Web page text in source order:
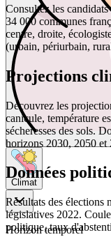
Climat
Horizon temporel
Consultez les
34 000 communes
centre, droite,
(urbain, périurbain,
Projections
Découvrez les
canicule, température
sécheresses des sols.
horizons 2030, 2050 et
Données
Résultats des élections
législatives 2022.
politique, taux